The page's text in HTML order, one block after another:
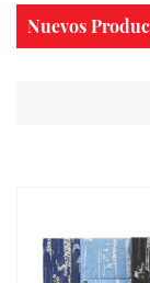
Nuevos